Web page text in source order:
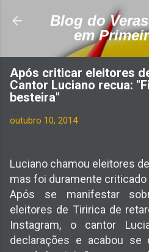
Pular para o
Blog do
em
Após criticar eleitores
Cantor Luciano recua:
besteira"
outubro 10, 2014
Luciano chamou eleitores
mas foi duramente criticado
Após se manifestar
eleitores de Tiririca de
Instagram, o cantor
declarações e acabou se